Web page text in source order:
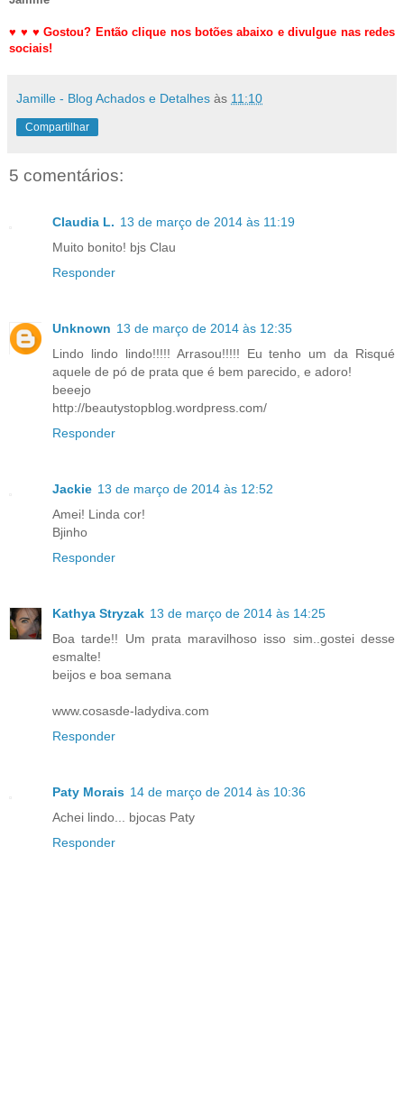
♥ ♥ ♥Gostou? Então clique nos botões abaixo e divulgue nas redes
sociais!
Jamille - Blog Achados e Detalhes às 11:10
Compartilhar
5 comentários:
Claudia L. 13 de março de 2014 às 11:19
Muito bonito! bjs Clau
Responder
Unknown 13 de março de 2014 às 12:35
Lindo lindo lindo!!!!! Arrasou!!!!! Eu tenho um da Risqué
aquele de pó de prata que é bem parecido, e adoro!
beeejo
http://beautystopblog.wordpress.com/
Responder
Jackie 13 de março de 2014 às 12:52
Amei! Linda cor!
Bjinho
Responder
Kathya Stryzak 13 de março de 2014 às 14:25
Boa tarde!! Um prata maravilhoso isso sim..gostei desse
esmalte!
beijos e boa semana
www.cosasde-ladydiva.com
Responder
Paty Morais 14 de março de 2014 às 10:36
Achei lindo... bjocas Paty
Responder